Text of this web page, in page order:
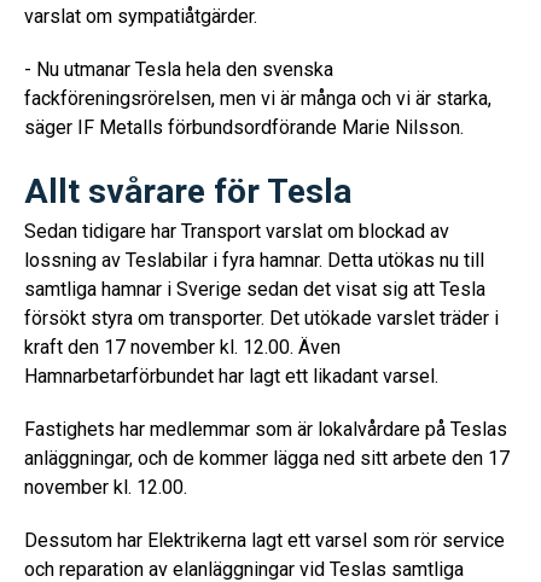
varslat om sympatiåtgärder.
- Nu utmanar Tesla hela den svenska
fackföreningsrörelsen, men vi är många och vi är starka,
säger IF Metalls förbundsordförande Marie Nilsson.
Allt svårare för Tesla
Sedan tidigare har Transport varslat om blockad av
lossning av Teslabilar i fyra hamnar. Detta utökas nu till
samtliga hamnar i Sverige sedan det visat sig att Tesla
försökt styra om transporter. Det utökade varslet träder i
kraft den 17 november kl. 12.00. Även
Hamnarbetarförbundet har lagt ett likadant varsel.
Fastighets har medlemmar som är lokalvårdare på Teslas
anläggningar, och de kommer lägga ned sitt arbete den 17
november kl. 12.00.
Dessutom har Elektrikerna lagt ett varsel som rör service
och reparation av elanläggningar vid Teslas samtliga